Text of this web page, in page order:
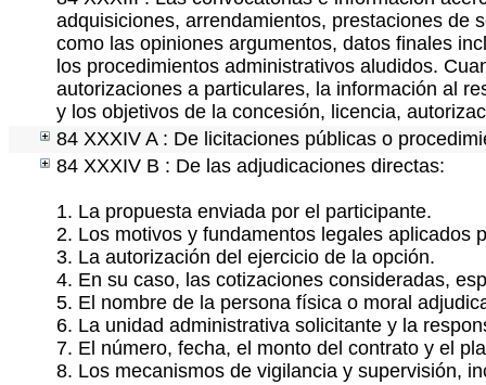
adquisiciones, arrendamientos, prestaciones de
como las opiniones argumentos, datos finales
los procedimientos administrativos aludidos.
autorizaciones a particulares, la información al
y los objetivos de la concesión, licencia,
84 XXXIV A : De licitaciones públicas o
84 XXXIV B : De las adjudicaciones directas:
1. La propuesta enviada por el participante.
2. Los motivos y fundamentos legales aplicados
3. La autorización del ejercicio de la opción.
4. En su caso, las cotizaciones consideradas,
5. El nombre de la persona física o moral
6. La unidad administrativa solicitante y la
7. El número, fecha, el monto del contrato y el
8. Los mecanismos de vigilancia y supervisión,